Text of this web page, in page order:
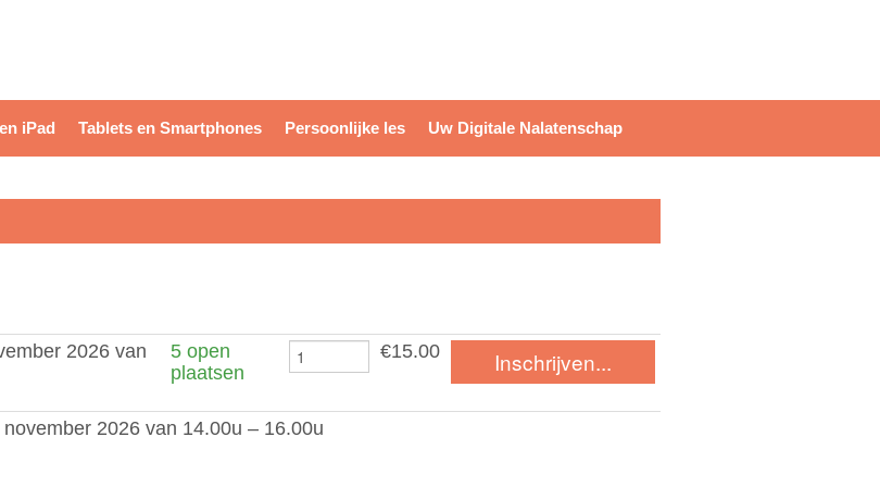
iPad Tablets en Smartphones Persoonlijke les Uw Digitale Nalatenschap
2026 van
5 open
plaatsen
€15.00 Inschrijven...
2026 van 14.00u – 16.00u